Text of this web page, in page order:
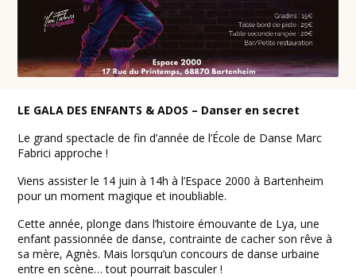
LE GALA DES ENFANTS & ADOS – Danser en secret
Le grand spectacle de fin d’année de l’École de Danse Marc
Fabrici approche !
Viens assister le 14 juin à 14h à l’Espace 2000 à Bartenheim
pour un moment magique et inoubliable.
Cette année, plonge dans l’histoire émouvante de Lya, une
enfant passionnée de danse, contrainte de cacher son rêve à
sa mère, Agnès. Mais lorsqu’un concours de danse urbaine
entre en scène… tout pourrait basculer !